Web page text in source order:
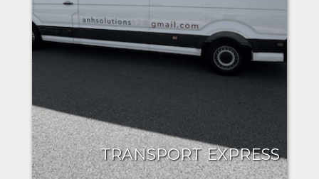
TRANSPORT EXPRESS